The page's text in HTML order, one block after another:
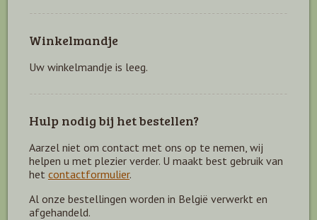
Winkelmandje
Uw winkelmandje is leeg.
Hulp nodig bij het bestellen?
Aarzel niet om contact met ons op te nemen, wij
helpen u met plezier verder. U maakt best gebruik van
het contactformulier.
Al onze bestellingen worden in België verwerkt en
afgehandeld.